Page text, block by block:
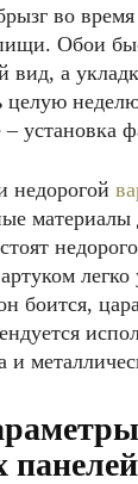
во время
Обои
вид, а
целую
установка
недорогой
материалы
легко
боится,
и